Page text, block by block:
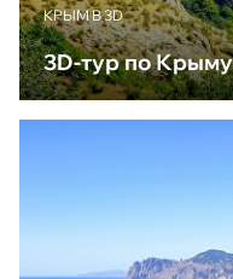
КРЫМ В 3D
3D-тур по